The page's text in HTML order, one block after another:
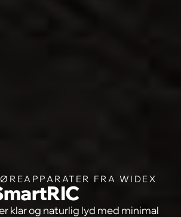
FRA WIDEX
klar og naturlig lyd med minimal